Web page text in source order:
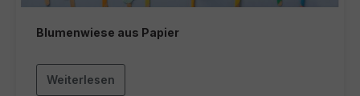
Blumenwiese aus Papier
Weiterlesen